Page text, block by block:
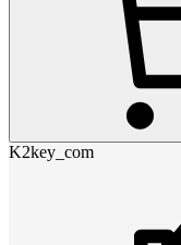
K2key_com